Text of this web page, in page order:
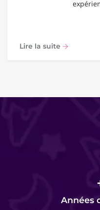
Lire la suite
Années